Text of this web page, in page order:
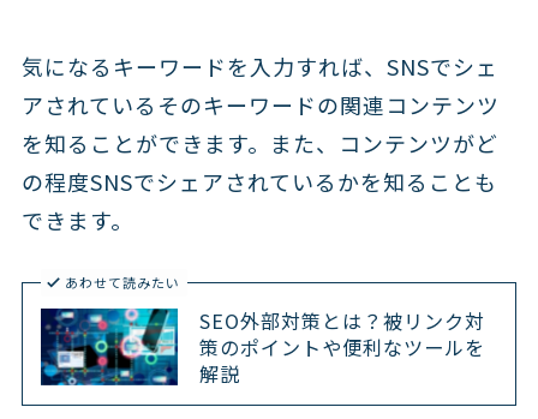
気になるキーワードを入力すれば、SNSでシェ
アされているそのキーワードの関連コンテンツ
を知ることができます。また、コンテンツがど
の程度SNSでシェアされているかを知ることも
できます。
あわせて読みたい
SEO外部対策とは？被リンク対
策のポイントや便利なツールを
解説